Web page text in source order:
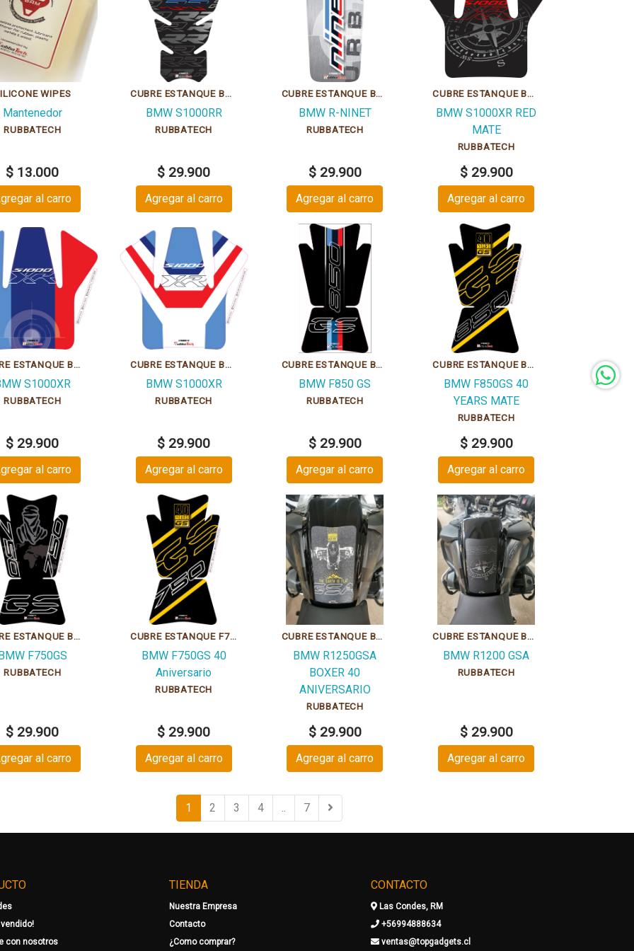
WIPES
Mantenedor
RUBBATECH
$ 13.000
al carro
CUBRE ESTANQUE BMW S1000RR GRIPPATECH
BMW S1000RR
RUBBATECH
$ 29.900
Agregar al carro
CUBRE ESTANQUE BUSHED TRIMAT BMW NINE-T GRIPPATECH
BMW R-NINET
RUBBATECH
$ 29.900
Agregar al carro
CUBRE ESTANQUE BMW S1000XR COMPASS RED MATT GRIPPATECH
BMW S1000XR RED
MATE
RUBBATECH
$ 29.900
Agregar al carro
CUBRE ESTANQUE BMW S1000XR TRI 01 MATT GRIPPATECH
S1000XR
RUBBATECH
$ 29.900
al carro
CUBRE ESTANQUE BMW S1000XR TRI 02 GRIPPATECH
BMW S1000XR
RUBBATECH
$ 29.900
Agregar al carro
CUBRE ESTANQUE BMW F850GS TRI MATT GRIPPATECH
BMW F850 GS
RUBBATECH
$ 29.900
Agregar al carro
CUBRE ESTANQUE BMW F850GS 40 MATT GRIPPATECH
BMW F850GS 40
YEARS MATE
RUBBATECH
$ 29.900
Agregar al carro
CUBRE ESTANQUE BMW F750GS DAKAR WHITE MATT GRIPPATECH
F750GS
RUBBATECH
$ 29.900
al carro
CUBRE ESTANQUE F750GS 40 MATT GRIPPATECH
BMW F750GS 40
Aniversario
RUBBATECH
$ 29.900
Agregar al carro
CUBRE ESTANQUE BMW R1250GSA 40 YEAR BOXER GRIPPATECH
BMW R1250GSA
BOXER 40
ANIVERSARIO
RUBBATECH
$ 29.900
Agregar al carro
CUBRE ESTANQUE BMW R1200GSA COMPASS GRIPPATECH
BMW R1200 GSA
RUBBATECH
$ 29.900
Agregar al carro
1 2 3 4 7
vendido!
con nosotros
TIENDA
Nuestra Empresa
Contacto
¿Como comprar?
CONTACTO
Las Condes, RM
+56994888634
ventas@topgadgets.cl